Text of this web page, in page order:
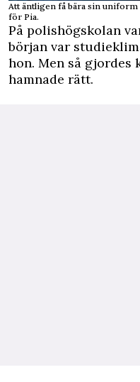
Att äntligen få bära sin uniform
för Pia.
På polishögskolan
början var
hon. Men så gjordes
hamnade rätt.